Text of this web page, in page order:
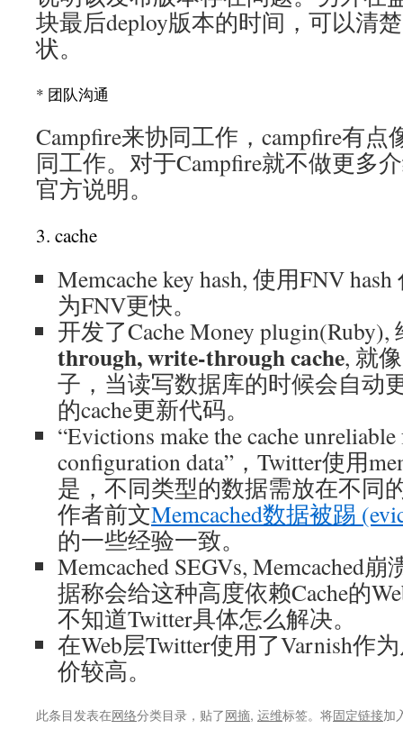
块最后deploy版本的时间，可以清
状。
* 团队沟通
Campfire来协同工作，campfire有
同工作。对于Campfire就不做更多
官方说明。
3. cache
Memcache key hash, 使用FNV
为FNV更快。
开发了Cache Money
through, write-through cache, 就
子，当读写数据库的时候会自动
的cache更新代码。
“Evictions make the cache
configuration data”，Twitter使用
是，不同类型的数据需放在不同
作者前文Memcached数据被踢
的一些经验一致。
Memcached SEGVs, Memcached崩
据称会给这种高度依赖Cache的
不知道Twitter具体怎么解决。
在Web层Twitter使用了Varnish作
价较高。
此条目发表在网络分类目录，贴了网摘, 运维标签。将固定链接加